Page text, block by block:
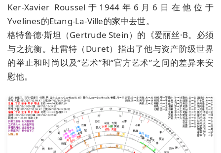
Ker-Xavier Roussel于1944年6月6日在他位于
Yvelines的Etang-La-Ville的家中去世。
格特鲁德·斯坦（Gertrude Stein）的《爱丽丝·B。必须
与之抗衡。杜雷特（Duret）指出了他与资产阶级世界
的举止和时尚以及“艺术”和“官方艺术”之间的差异来安
慰他。